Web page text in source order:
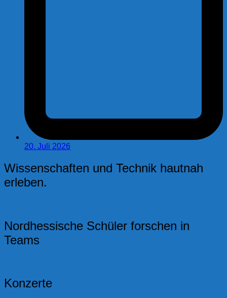
20. Juli 2026
Wissenschaften und Technik hautnah
erleben.
Nordhessische Schüler forschen in
Teams
Konzerte